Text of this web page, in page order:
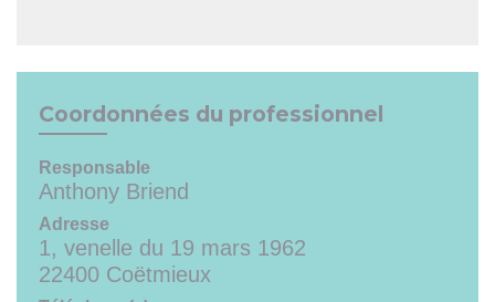
Coordonnées du professionnel
Responsable
Anthony Briend
Adresse
1, venelle du 19 mars 1962
22400 Coëtmieux